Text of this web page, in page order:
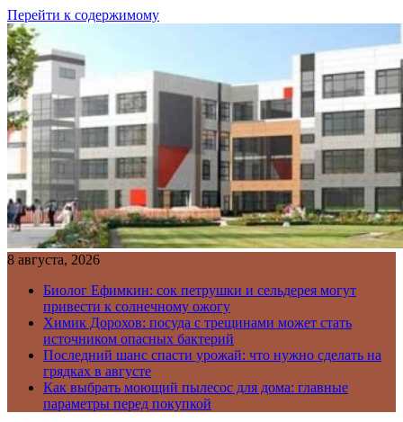
Перейти к содержимому
8 августа, 2026
Биолог Ефимкин: сок петрушки и сельдерея могут
привести к солнечному ожогу
Химик Дорохов: посуда с трещинами может стать
источником опасных бактерий
Последний шанс спасти урожай: что нужно сделать на
грядках в августе
Как выбрать моющий пылесос для дома: главные
параметры перед покупкой